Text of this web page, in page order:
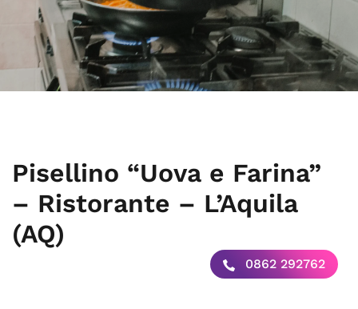
Pisellino “Uova e Farina”
– Ristorante – L’Aquila
(AQ)
0862 292762